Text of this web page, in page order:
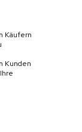
Käufern
Kunden